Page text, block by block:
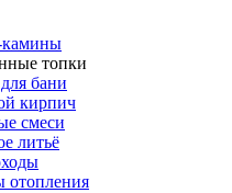
топки
бани
кирпич
смеси
литьё
отопления